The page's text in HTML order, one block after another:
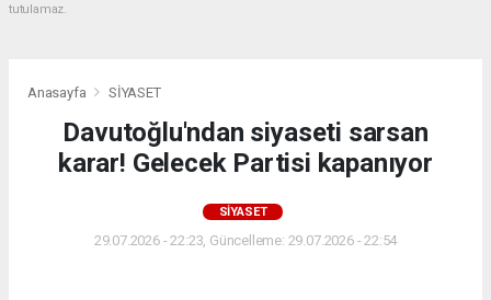
tutulamaz.
Anasayfa SİYASET
Davutoğlu'ndan siyaseti sarsan
karar! Gelecek Partisi kapanıyor
SİYASET
29.07.2026 - 22:23, Güncelleme: 29.07.2026 - 22:54